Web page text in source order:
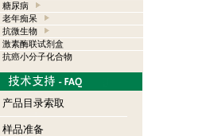
糖尿病
老年痴呆
抗微生物
激素酶联试剂盒
抗癌小分子化合物
产品目录索取
样品准备